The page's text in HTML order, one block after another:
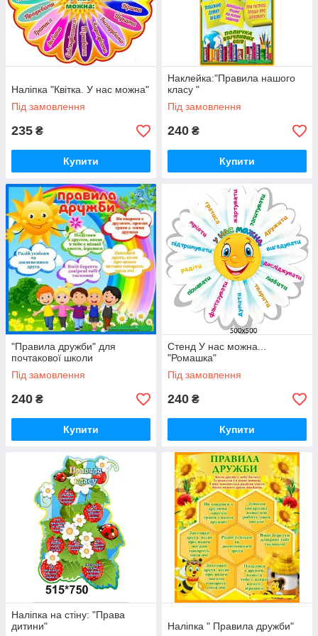
Наліпка "Квітка. У нас можна"
Під замовлення
235 ₴
Купити
Наклейка:"Правила нашого
класу "
Під замовлення
240 ₴
Купити
"Правила дружби" для
почтакової школи
Під замовлення
240 ₴
Купити
Стенд У нас можна...
"Ромашка"
Під замовлення
240 ₴
Купити
Наліпка на стіну: "Права
дитини"
Наліпка " Правила дружби"